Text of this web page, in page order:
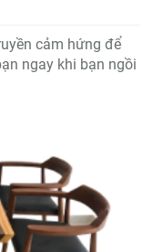
cảm hứng để
ngay khi bạn ngồi